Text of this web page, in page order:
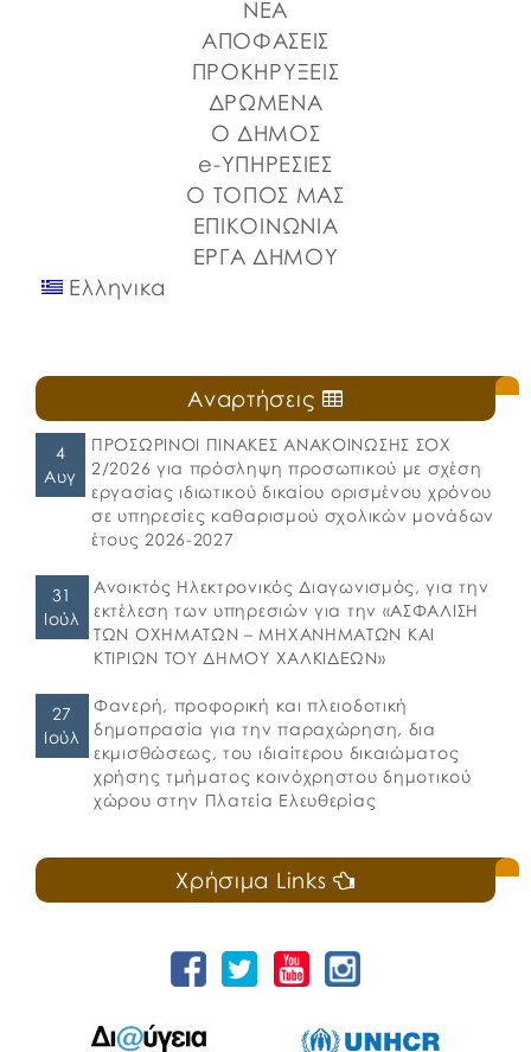
Μητρόπολη Χαλκίδος, Ιστιαίας και Βορείων
Σποράδων, με την υποστήριξη της Περιφέρειας
Στερεάς Ελλάδας και του Ο.Π.Α.ΣΤ.Ε, του Οργανισμού
Λιμένων Ν. Εύβοιας και του Επιμελητηρίου Εύβοιας.
⚓️Η επίσημη έναρξη πραγματοποιήθηκε με την
ΝΕΑ
ΑΠΟΦΑΣΕΙΣ
ΠΡΟΚΗΡΥΞΕΙΣ
ΔΡΩΜΕΝΑ
Ο ΔΗΜΟΣ
e-ΥΠΗΡΕΣΙΕΣ
Ο ΤΟΠΟΣ ΜΑΣ
ΕΠΙΚΟΙΝΩΝΙΑ
ΕΡΓΑ ΔΗΜΟΥ
Ελληνικα
Αναρτήσεις
4
Αυγ
ΠΡΟΣΩΡΙΝΟΙ ΠΙΝΑΚΕΣ ΑΝΑΚΟΙΝΩΣΗΣ ΣΟΧ
2/2026 για πρόσληψη προσωπικού με σχέση
εργασίας ιδιωτικού δικαίου ορισμένου χρόνου
σε υπηρεσίες καθαρισμού σχολικών μονάδων
έτους 2026-2027
31
Ιούλ
Ανοικτός Ηλεκτρονικός Διαγωνισμός, για την
εκτέλεση των υπηρεσιών για την «ΑΣΦΑΛΙΣΗ
ΤΩΝ ΟΧΗΜΑΤΩΝ – ΜΗΧΑΝΗΜΑΤΩΝ ΚΑΙ
ΚΤΙΡΙΩΝ ΤΟΥ ΔΗΜΟΥ ΧΑΛΚΙΔΕΩΝ»
27
Ιούλ
Φανερή, προφορική και πλειοδοτική
δημοπρασία για την παραχώρηση, δια
εκμισθώσεως, του ιδιαίτερου δικαιώματος
χρήσης τμήματος κοινόχρηστου δημοτικού
χώρου στην Πλατεία Ελευθερίας
Χρήσιμα Links